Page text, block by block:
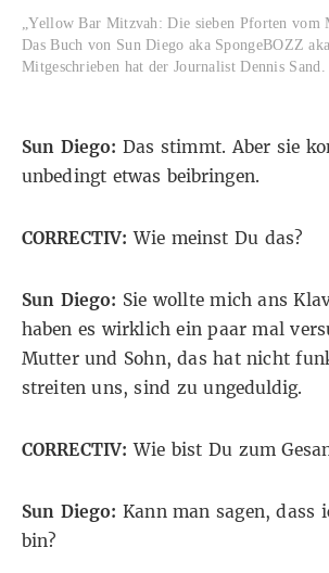
„Yellow Bar Mitzvah: Die sieben Pforten vom
Das Buch von Sun Diego aka SpongeBOZZ
Mitgeschrieben hat der Journalist Dennis Sand.
Sun Diego:Das stimmt. Aber sie
unbedingt etwas beibringen.
CORRECTIV:Wie meinst Du das?
Sun Diego: Sie wollte mich ans
haben es wirklich ein paar mal
Mutter und Sohn, das hat nicht
streiten uns, sind zu ungeduldig.
CORRECTIV:Wie bist Du zum
Sun Diego:Kann man sagen, dass
bin?